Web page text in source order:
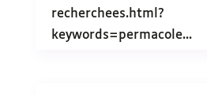
recherchees.html?
keywords=permacole...